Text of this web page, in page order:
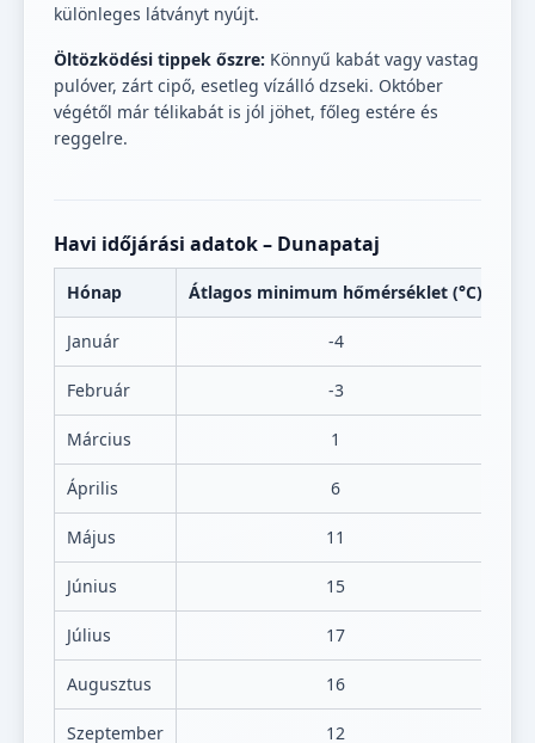
különleges látványt nyújt.
Öltözködési tippek őszre: Könnyű kabát vagy vastag
pulóver, zárt cipő, esetleg vízálló dzseki. Október
végétől már télikabát is jól jöhet, főleg estére és
reggelre.
Havi időjárási adatok – Dunapataj
Hónap Átlagos minimum hőmérséklet (°C)
Január -4
Február -3
Március 1
Április 6
Május 11
Június 15
Július 17
Augusztus 16
Szeptember 12